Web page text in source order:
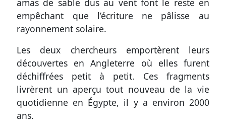
amas de sable dus au vent font le reste en
empêchant que l’écriture ne pâlisse au
rayonnement solaire.
Les deux chercheurs emportèrent leurs
découvertes en Angleterre où elles furent
déchiffrées petit à petit. Ces fragments
livrèrent un aperçu tout nouveau de la vie
quotidienne en Égypte, il y a environ 2000
ans.